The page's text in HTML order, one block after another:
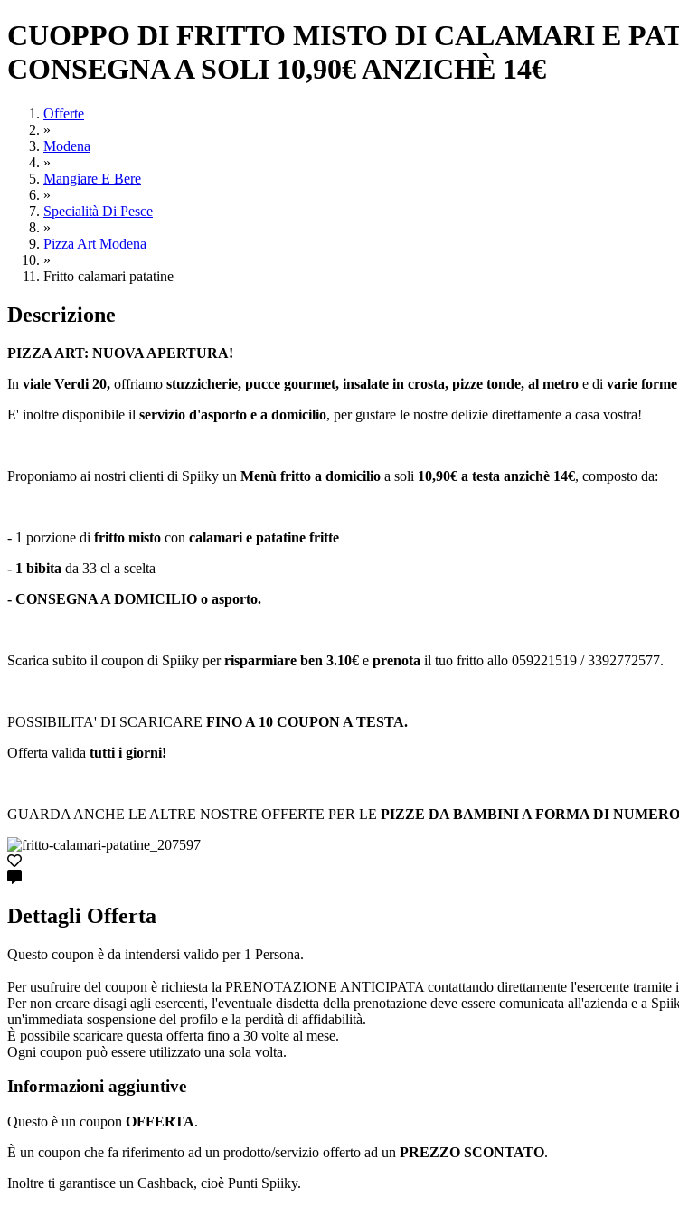
CUOPPO DI FRITTO MISTO DI CALAMARI E
CONSEGNA A SOLI 10,90€ ANZICHÈ 14€
Offerte
»
Modena
»
Mangiare E Bere
»
Specialità Di Pesce
»
Pizza Art Modena
»
Fritto calamari patatine
Descrizione
PIZZA ART: NUOVA APERTURA!
In viale Verdi 20, offriamo stuzzicherie, pucce gourmet, insalate in crosta, pizze tonde, al metro e di varie
E' inoltre disponibile il servizio d'asporto e a domicilio, per gustare le nostre delizie direttamente a casa vostra!
Proponiamo ai nostri clienti di Spiiky un Menù fritto a domicilio a soli 10,90€ a testa anzichè 14€, composto da:
- 1 porzione di fritto misto con calamari e patatine fritte
- 1 bibita da 33 cl a scelta
- CONSEGNA A DOMICILIO o asporto.
Scarica subito il coupon di Spiiky perrisparmiare ben 3.10€ e prenota il tuo fritto allo 059221519 / 3392772577.
POSSIBILITA' DI SCARICARE FINO A 10 COUPON A TESTA.
Offerta valida tutti i giorni!
GUARDA ANCHE LE ALTRE NOSTRE OFFERTE PER LE PIZZE DA BAMBINI A FORMA DI
Dettagli Offerta
Questo coupon è da intendersi valido per 1 Persona.
Per usufruire del coupon è richiesta la PRENOTAZIONE ANTICIPATA contattando direttamente l'esercente
Per non creare disagi agli esercenti, l'eventuale disdetta della prenotazione deve essere comunicata all'azienda e a
un'immediata sospensione del profilo e la perdità di affidabilità.
È possibile scaricare questa offerta fino a 30 volte al mese.
Ogni coupon può essere utilizzato una sola volta.
Informazioni aggiuntive
Questo è un coupon OFFERTA.
È un coupon che fa riferimento ad un prodotto/servizio offerto ad un PREZZO SCONTATO.
Inoltre ti garantisce un Cashback, cioè Punti Spiiky.